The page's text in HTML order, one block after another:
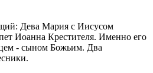
Дева Мария с Иисусом
Иоанна Крестителя. Именно его
- сыном Божьим. Два